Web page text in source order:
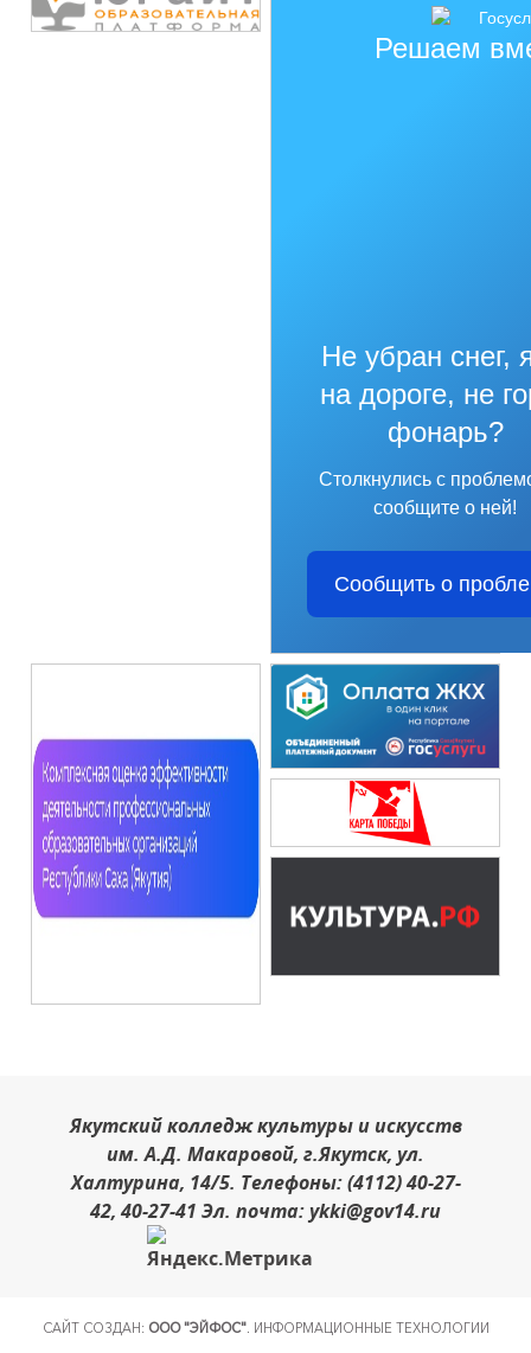
Решаем
Не убран снег,
на дороге, не
фонарь?
Столкнулись с
сообщите о ней!
Сообщить о
Якутский колледж культуры и искусств
им. А.Д. Макаровой, г.Якутск, ул.
Халтурина, 14/5. Телефоны: (4112) 40-27-
42, 40-27-41 Эл. почта: ykki@gov14.ru
САЙТ СОЗДАН: ООО "ЭЙФОС". ИНФОРМАЦИОННЫЕ ТЕХНОЛОГИИ